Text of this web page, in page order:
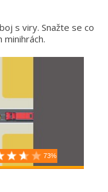
s viry. Snažte se co
73%